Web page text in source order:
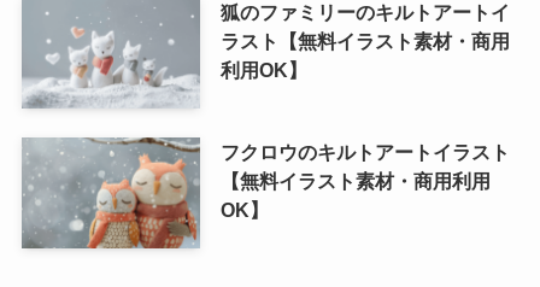
狐のファミリーのキルトアートイ
ラスト【無料イラスト素材・商用
利用OK】
フクロウのキルトアートイラスト
【無料イラスト素材・商用利用
OK】